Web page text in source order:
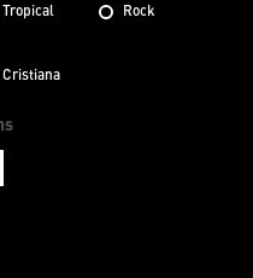
Tropical Rock
Cristiana